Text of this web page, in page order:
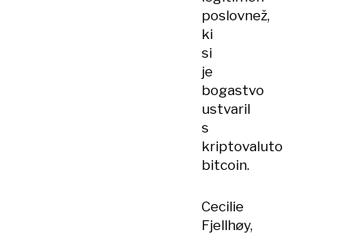
poslovnež,
ki
si
je
bogastvo
ustvaril
s
kriptovaluto
bitcoin.
Cecilie
Fjellhøy,